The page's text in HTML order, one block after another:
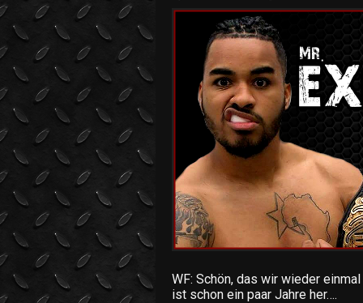
WF: Schön, das wir wieder
ist schon ein paar Jahre her….